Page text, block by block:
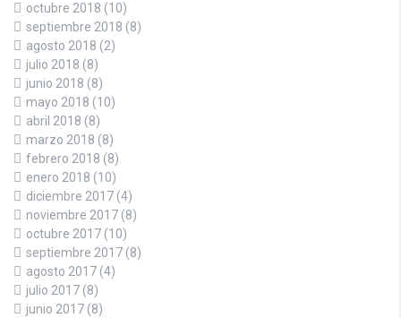
octubre 2018 (10)
septiembre 2018 (8)
agosto 2018 (2)
julio 2018 (8)
junio 2018 (8)
mayo 2018 (10)
abril 2018 (8)
marzo 2018 (8)
febrero 2018 (8)
enero 2018 (10)
diciembre 2017 (4)
noviembre 2017 (8)
octubre 2017 (10)
septiembre 2017 (8)
agosto 2017 (4)
julio 2017 (8)
junio 2017 (8)